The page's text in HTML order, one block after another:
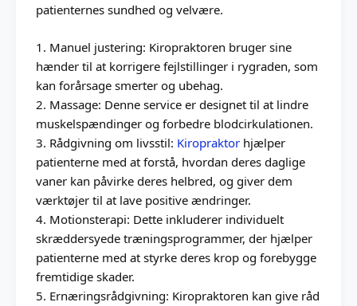
patienternes sundhed og velvære.
1. Manuel justering: Kiropraktoren bruger sine
hænder til at korrigere fejlstillinger i rygraden, som
kan forårsage smerter og ubehag.
2. Massage: Denne service er designet til at lindre
muskelspændinger og forbedre blodcirkulationen.
3. Rådgivning om livsstil: Kiropraktor hjælper
patienterne med at forstå, hvordan deres daglige
vaner kan påvirke deres helbred, og giver dem
værktøjer til at lave positive ændringer.
4. Motionsterapi: Dette inkluderer individuelt
skræddersyede træningsprogrammer, der hjælper
patienterne med at styrke deres krop og forebygge
fremtidige skader.
5. Ernæringsrådgivning: Kiropraktoren kan give råd